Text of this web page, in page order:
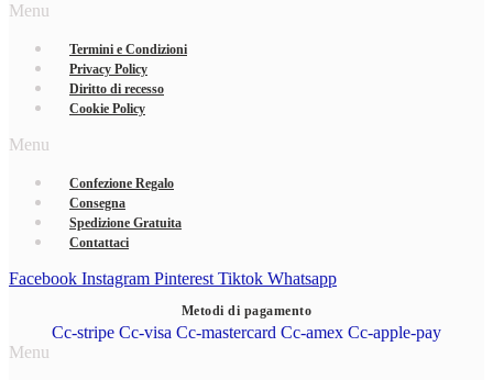
Menu
Termini e Condizioni
Privacy Policy
Diritto di recesso
Cookie Policy
Menu
Confezione Regalo
Consegna
Spedizione Gratuita
Contattaci
Facebook Instagram Pinterest Tiktok Whatsapp
Metodi di pagamento
Cc-stripe Cc-visa Cc-mastercard Cc-amex Cc-apple-pay
Menu